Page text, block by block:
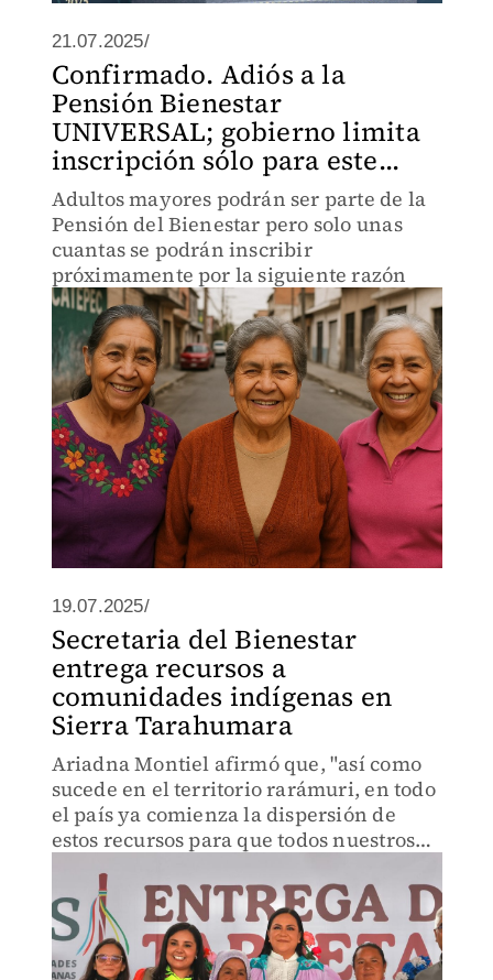
21.07.2025/
Confirmado. Adiós a la
Pensión Bienestar
UNIVERSAL; gobierno limita
inscripción sólo para este...
Adultos mayores podrán ser parte de la
Pensión del Bienestar pero solo unas
cuantas se podrán inscribir
próximamente por la siguiente razón
19.07.2025/
Secretaria del Bienestar
entrega recursos a
comunidades indígenas en
Sierra Tarahumara
Ariadna Montiel afirmó que, "así como
sucede en el territorio rarámuri, en todo
el país ya comienza la dispersión de
estos recursos para que todos nuestros